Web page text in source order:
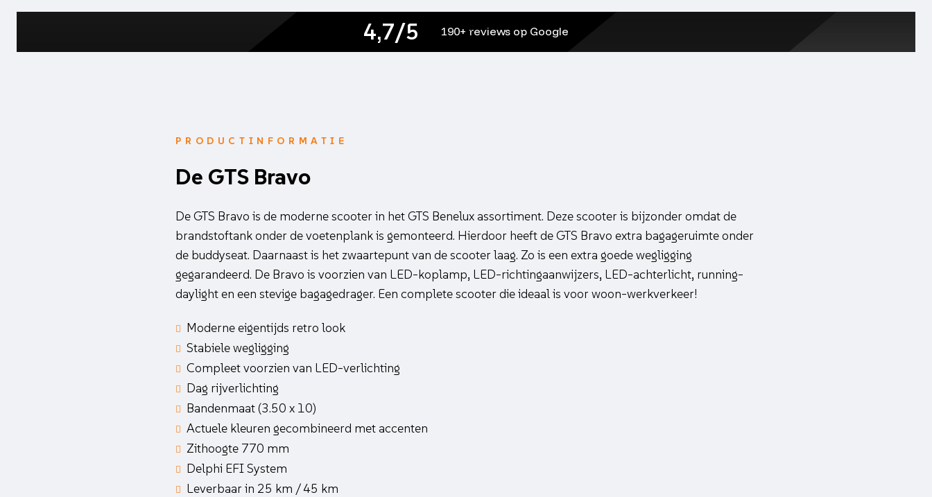
4,7/5 190+ reviews op Google
PRODUCTINFORMATIE
De GTS Bravo
De GTS Bravo is de moderne scooter in het GTS Benelux assortiment. Deze scooter is bijzonder omdat de
brandstoftank onder de voetenplank is gemonteerd. Hierdoor heeft de GTS Bravo extra bagageruimte onder
de buddyseat. Daarnaast is het zwaartepunt van de scooter laag. Zo is een extra goede wegligging
gegarandeerd. De Bravo is voorzien van LED-koplamp, LED-richtingaanwijzers, LED-achterlicht, running-
daylight en een stevige bagagedrager. Een complete scooter die ideaal is voor woon-werkverkeer!
Moderne eigentijds retro look
Stabiele wegligging
Compleet voorzien van LED-verlichting
Dag rijverlichting
Bandenmaat (3.50 x 10)
Actuele kleuren gecombineerd met accenten
Zithoogte 770 mm
Delphi EFI System
Leverbaar in 25 km / 45 km